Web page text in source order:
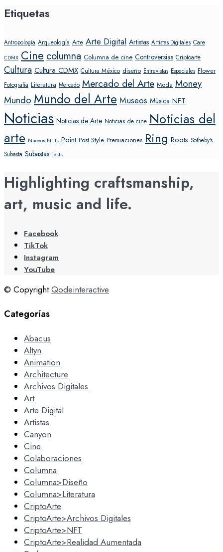
Etiquetas
Antropología Arqueología Arte Arte Digital Artistas Artistas Digitales Care
CDMX Cine columna Columna de cine Controversias Criptoarte
Cultura Cultura CDMX Cultura México diseño Entrevistas Especiales Flower
Fotografía Literatura Mercado Mercado del Arte Moda Money
Mundo Mundo del Arte Museos Música NFT
Noticias Noticias de Arte Noticias de cine Noticias del
arte Nuevos NFTs Point Post Style Premiaciones Ring Roots Sotheby's
Subasta Subastas Tests
Highlighting craftsmanship,
art, music and life.
Facebook
TikTok
Instagram
YouTube
© CopyrightQodeinteractive
Categorías
Abacus
Altyn
Animation
Architecture
Archivos Digitales
Art
Arte Digital
Artistas
Canyon
Cine
Colaboraciones
Columna
Columna>Diseño
Columna>Literatura
CriptoArte
CriptoArte>Archivos Digitales
CriptoArte>NFT
CriptoArte>Realidad Aumentada